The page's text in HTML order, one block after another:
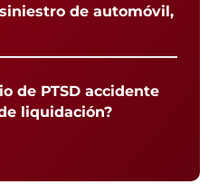
de automóvil,
de PTSD accidente
liquidación?